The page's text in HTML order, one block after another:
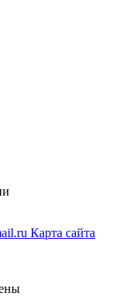
Карта сайта